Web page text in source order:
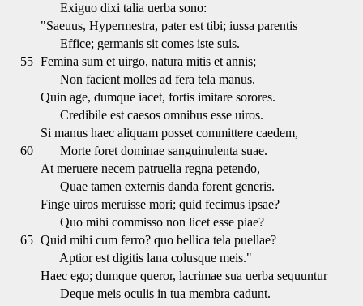
Exiguo dixi talia uerba sono:
"Saeuus, Hypermestra, pater est tibi; iussa parentis
Effice; germanis sit comes iste suis.
55 Femina sum et uirgo, natura mitis et annis;
Non facient molles ad fera tela manus.
Quin age, dumque iacet, fortis imitare sorores.
Credibile est caesos omnibus esse uiros.
Si manus haec aliquam posset committere caedem,
60
Morte foret dominae sanguinulenta suae.
At meruere necem patruelia regna petendo,
Quae tamen externis danda forent generis.
Finge uiros meruisse mori; quid fecimus ipsae?
Quo mihi commisso non licet esse piae?
65 Quid mihi cum ferro? quo bellica tela puellae?
Aptior est digitis lana colusque meis."
Haec ego; dumque queror, lacrimae sua uerba sequuntur
Deque meis oculis in tua membra cadunt.